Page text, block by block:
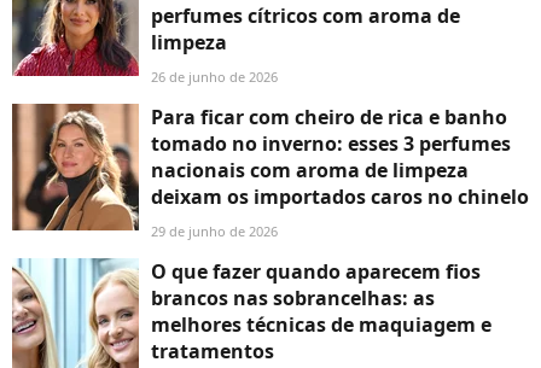
perfumes cítricos com aroma de
limpeza
26 de junho de 2026
Para ficar com cheiro de rica e banho
tomado no inverno: esses 3 perfumes
nacionais com aroma de limpeza
deixam os importados caros no chinelo
29 de junho de 2026
O que fazer quando aparecem fios
brancos nas sobrancelhas: as
melhores técnicas de maquiagem e
tratamentos